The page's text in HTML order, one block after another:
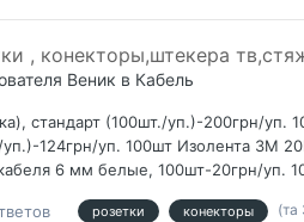
, конекторы,штекера
Веник в Кабель
стандарт (100шт./уп.)-200грн/
уп.)-124грн/уп. 100шт Изолента 3М
6 мм белые, 100шт-20грн/уп.
розетки конекторы (та